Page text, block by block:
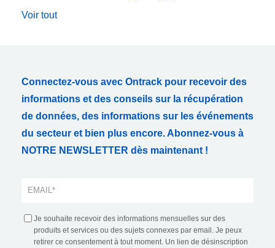
Voir tout
Connectez-vous avec Ontrack pour recevoir des
informations et des conseils sur la récupération
de données, des informations sur les événements
du secteur et bien plus encore. Abonnez-vous à
NOTRE NEWSLETTER dès maintenant !
Je souhaite recevoir des informations mensuelles sur des
produits et services ou des sujets connexes par email. Je peux
retirer ce consentement à tout moment. Un lien de désinscription